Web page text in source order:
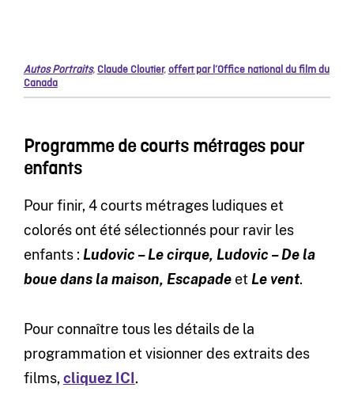
Autos Portraits, Claude Cloutier,offert par l’Office national du film du
Canada
Programme de courts métrages pour
enfants
Pour finir, 4 courts métrages ludiques et
colorés ont été sélectionnés pour ravir les
enfants : Ludovic – Le cirque, Ludovic – De la
boue dans la maison, Escapade et Le vent.
Pour connaître tous les détails de la
programmation et visionner des extraits des
films,cliquez ICI.